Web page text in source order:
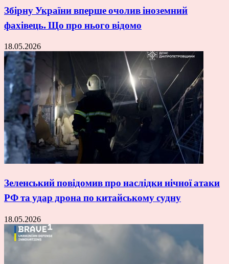
Збірну України вперше очолив іноземний
фахівець. Що про нього відомо
18.05.2026
Зеленський повідомив про наслідки нічної атаки
РФ та удар дрона по китайському судну
18.05.2026